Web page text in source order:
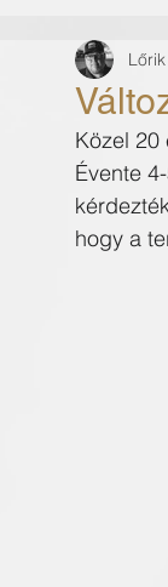
Astro fotózás
Közel 20
Évente
hogy a